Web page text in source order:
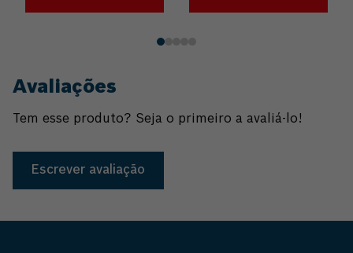
Avaliações
Tem esse produto? Seja o primeiro a avaliá-lo!
Escrever avaliação